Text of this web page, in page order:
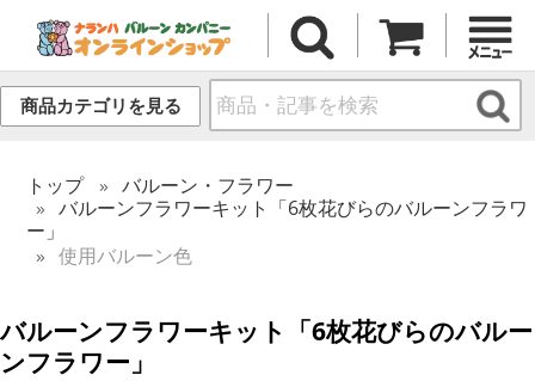
商品カテゴリを見る
トップ
バルーン・フラワー
バルーンフラワーキット「6枚花びらのバルーンフラワ
ー」
使用バルーン色
バルーンフラワーキット「6枚花びらのバルー
ンフラワー」